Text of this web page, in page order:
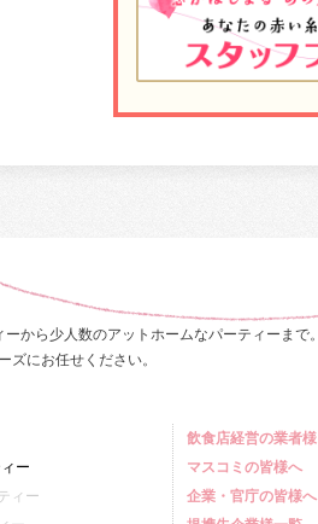
から少人数のアットホームなパーティーまで。
ズにお任せください。
ー
ィー
飲食店経営の業者様
マスコミの皆様へ
企業・官庁の皆様へ